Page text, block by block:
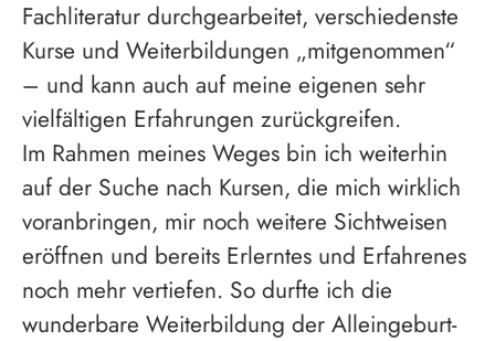
Fachliteratur durchgearbeitet, verschiedenste
Kurse und Weiterbildungen „mitgenommen“
– und kann auch auf meine eigenen sehr
vielfältigen Erfahrungen zurückgreifen.
Im Rahmen meines Weges bin ich weiterhin
auf der Suche nach Kursen, die mich wirklich
voranbringen, mir noch weitere Sichtweisen
eröffnen und bereits Erlerntes und Erfahrenes
noch mehr vertiefen. So durfte ich die
wunderbare Weiterbildung der Alleingeburt-